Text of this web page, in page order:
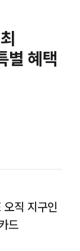
별 혜택
직 지구인
드